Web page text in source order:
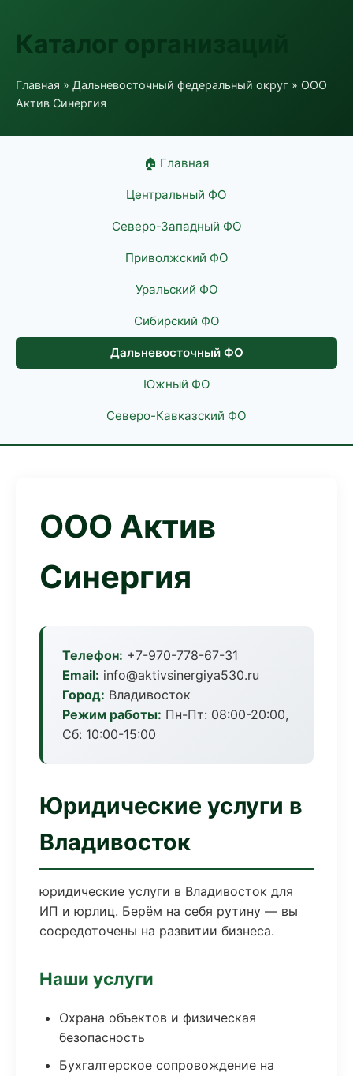
Каталог организаций
Главная » Дальневосточный федеральный округ » ООО
Актив Синергия
🏠 Главная
Центральный ФО
Северо-Западный ФО
Приволжский ФО
Уральский ФО
Сибирский ФО
Дальневосточный ФО
Южный ФО
Северо-Кавказский ФО
ООО Актив
Синергия
Телефон: +7-970-778-67-31
Email: info@aktivsinergiya530.ru
Город: Владивосток
Режим работы: Пн-Пт: 08:00-20:00,
Сб: 10:00-15:00
Юридические услуги в
Владивосток
юридические услуги в Владивосток для
ИП и юрлиц. Берём на себя рутину — вы
сосредоточены на развитии бизнеса.
Наши услуги
Охрана объектов и физическая
безопасность
Бухгалтерское сопровождение на